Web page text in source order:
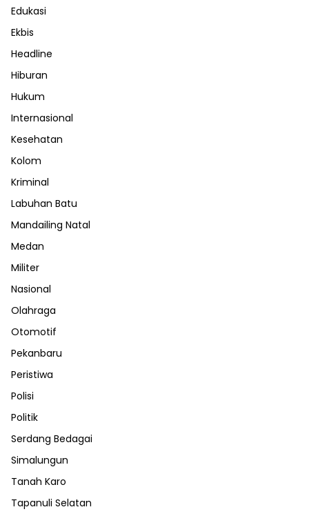
Edukasi
Ekbis
Headline
Hiburan
Hukum
Internasional
Kesehatan
Kolom
Kriminal
Labuhan Batu
Mandailing Natal
Medan
Militer
Nasional
Olahraga
Otomotif
Pekanbaru
Peristiwa
Polisi
Politik
Serdang Bedagai
Simalungun
Tanah Karo
Tapanuli Selatan